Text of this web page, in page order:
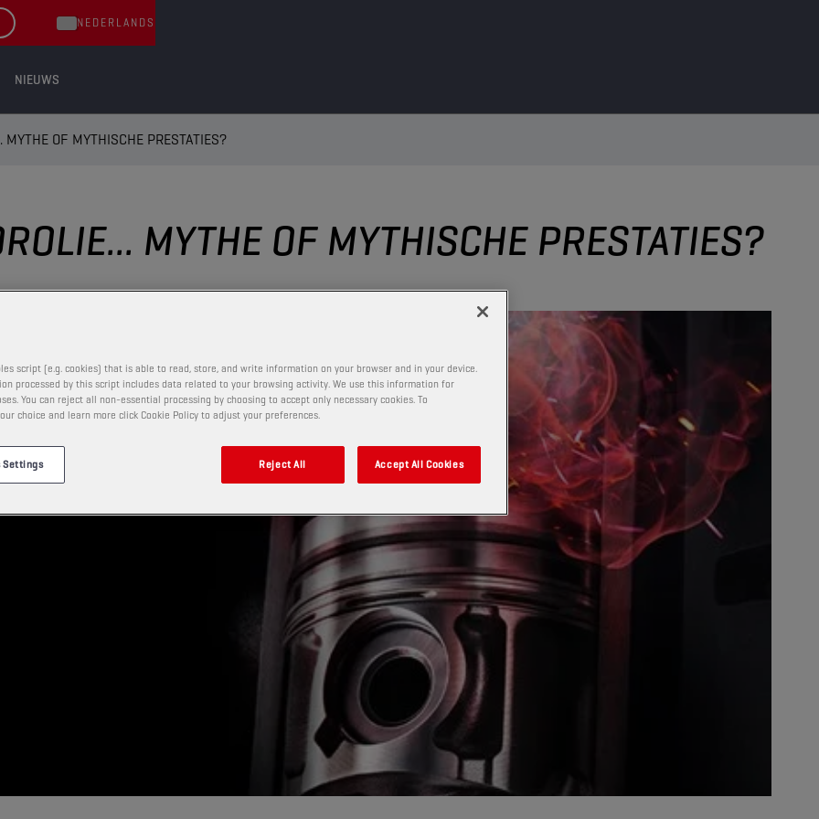
NIEUWS
NEDERLANDS
MYTHE OF MYTHISCHE PRESTATIES?
MYTHE OF MYTHISCHE PRESTATIES?
script (e.g. cookies) that is able to read, store, and write information on your browser and in your device.
processed by this script includes data related to your browsing activity. We use this information for
You can reject all non-essential processing by choosing to accept only necessary cookies. To
choice and learn more click Cookie Policy to adjust your preferences.
Settings Reject All Accept All Cookies